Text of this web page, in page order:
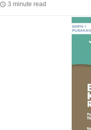
3 minute read